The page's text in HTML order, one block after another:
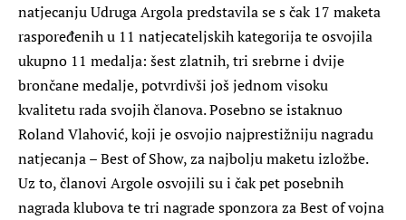
natjecanju Udruga Argola predstavila se s čak 17 maketa
raspoređenih u 11 natjecateljskih kategorija te osvojila
ukupno 11 medalja: šest zlatnih, tri srebrne i dvije
brončane medalje, potvrdivši još jednom visoku
kvalitetu rada svojih članova. Posebno se istaknuo
Roland Vlahović, koji je osvojio najprestižniju nagradu
natjecanja – Best of Show, za najbolju maketu izložbe.
Uz to, članovi Argole osvojili su i čak pet posebnih
nagrada klubova te tri nagrade sponzora za Best of vojna